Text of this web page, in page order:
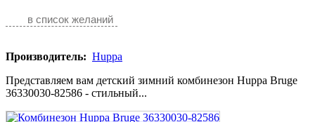
в список желаний
Производитель: Huppa
Представляем вам детский зимний комбинезон Huppa Bruge
36330030-82586 - стильный...